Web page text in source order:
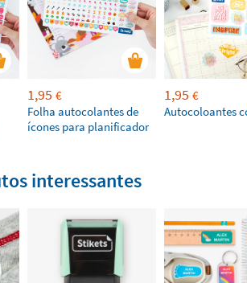
1,95 €
Folha autocolantes de
ícones para planificador
1,95 €
Autocoloantes
interessantes